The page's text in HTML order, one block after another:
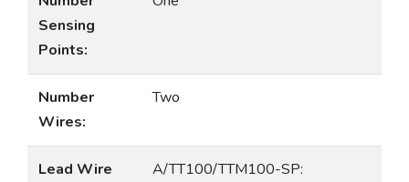
Sensing
Points:
Number
Wires:
Two
Lead Wire
A/TT100/TTM100-SP: